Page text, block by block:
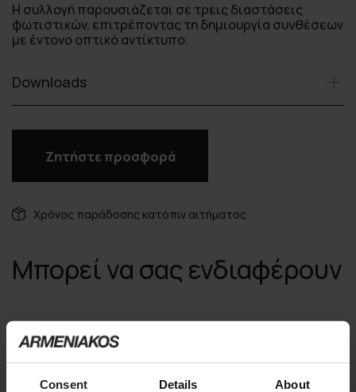
Consent Details About
Η συλλογή παρουσιάζεται σε τρεις διαστάσεις
φωτιστικών, επιτρέποντας τη δημιουργία συνθέσεων
με έντονο οπτικό αντίκτυπο.
Downloads
Ζητήστε προσφορά
Χρόνος παράδοσης κατόπιν αιτήματος
Μπορεί να σας ενδιαφέρουν